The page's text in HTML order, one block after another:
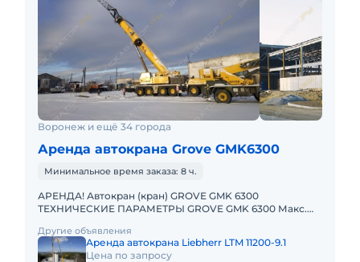
Воронеж и ещё 34 города
Аренда автокрана Grove GMK6300
Минимальное время заказа: 8 ч.
АРЕНДА! Автокран (кран) GROVE GMK 6300
ТЕХНИЧЕСКИЕ ПАРАМЕТРЫ GROVE GMK 6300 Макс.
м Макс. высота подъёма
Другие объявления
Аренда автокрана Liebherr LTM 11200-9.1
Цена по запросу